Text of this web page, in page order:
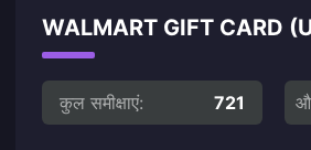
WALMART GIFT CARD (US)
कुल समीक्षाएं: 721